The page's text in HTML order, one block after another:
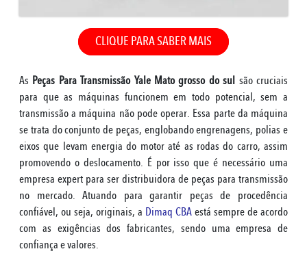
As Peças Para Transmissão Yale Mato grosso do sul são cruciais
para que as máquinas funcionem em todo potencial, sem a
transmissão a máquina não pode operar. Essa parte da máquina
se trata do conjunto de peças, englobando engrenagens, polias e
eixos que levam energia do motor até as rodas do carro, assim
promovendo o deslocamento. É por isso que é necessário uma
empresa expert para ser distribuidora de peças para transmissão
no mercado. Atuando para garantir peças de procedência
confiável, ou seja, originais, a Dimaq CBA está sempre de acordo
com as exigências dos fabricantes, sendo uma empresa de
confiança e valores.
CLIQUE PARA SABER MAIS